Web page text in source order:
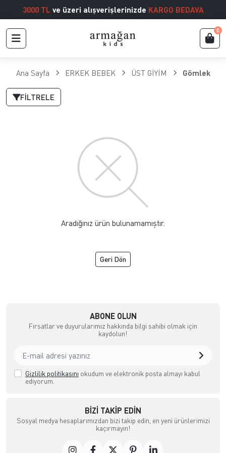
3000 TL ve üzeri alışverişlerinizde KARGO BEDAVA
0
Ana Sayfa ERKEK BEBEK ÜST GİYİM Gömlek
FILTRELE
Aradığınız ürün bulunamamıştır.
Geri Dön
ABONE OLUN
Fırsatlar ve duyurularımız hakkında bilgi sahibi olmak için
kaydolun!
Gizlilik politikasını okudum ve elektronik posta almayı kabul
ediyorum.
BIZI TAKIP EDIN
Sosyal medya hesaplarımızdan bizi takip edin, en yeni ürünlerimizi
kaçırmayın!